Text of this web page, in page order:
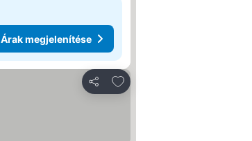
Árak megjelenítése
Megosztás
Hozzáadás a kedvencekhez